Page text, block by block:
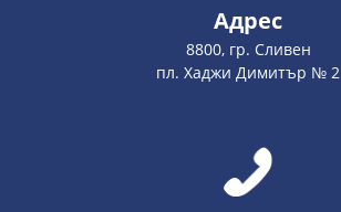
Адрес
8800, гр. Сливен
пл. Хаджи Димитър № 2